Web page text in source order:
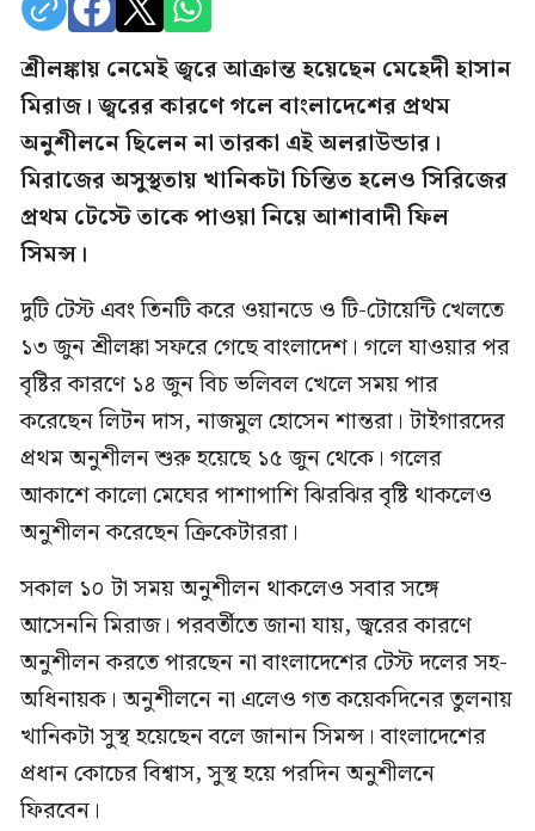
শ্রীলঙ্কায় নেমেই জ্বরে আক্রান্ত হয়েছেন মেহেদী হাসান
মিরাজ। জ্বরের কারণে গলে বাংলাদেশের প্রথম
অনুশীলনে ছিলেন না তারকা এই অলরাউন্ডার।
মিরাজের অসুস্থতায় খানিকটা চিন্তিত হলেও সিরিজের
প্রথম টেস্টে তাকে পাওয়া নিয়ে আশাবাদী ফিল
সিমন্স।
দুটি টেস্ট এবং তিনটি করে ওয়ানডে ও টি-টোয়েন্টি খেলতে
১৩ জুন শ্রীলঙ্কা সফরে গেছে বাংলাদেশ। গলে যাওয়ার পর
বৃষ্টির কারণে ১৪ জুন বিচ ভলিবল খেলে সময় পার
করেছেন লিটন দাস, নাজমুল হোসেন শান্তরা। টাইগারদের
প্রথম অনুশীলন শুরু হয়েছে ১৫ জুন থেকে। গলের
আকাশে কালো মেঘের পাশাপাশি ঝিরঝির বৃষ্টি থাকলেও
অনুশীলন করেছেন ক্রিকেটাররা।
সকাল ১০ টা সময় অনুশীলন থাকলেও সবার সঙ্গে
আসেননি মিরাজ। পরবর্তীতে জানা যায়, জ্বরের কারণে
অনুশীলন করতে পারছেন না বাংলাদেশের টেস্ট দলের সহ-
অধিনায়ক। অনুশীলনে না এলেও গত কয়েকদিনের তুলনায়
খানিকটা সুস্থ হয়েছেন বলে জানান সিমন্স। বাংলাদেশের
প্রধান কোচের বিশ্বাস, সুস্থ হয়ে পরদিন অনুশীলনে
ফিরবেন।